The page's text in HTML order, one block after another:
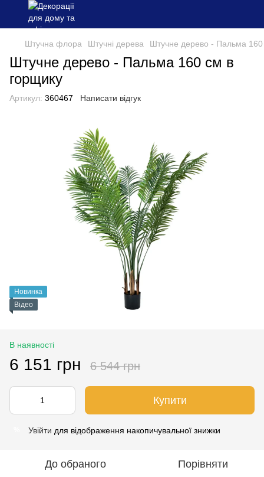
Штучна флора Штучні дерева Штучне дерево - Пальма
Штучне дерево - Пальма 160 см в
горщику
Артикул: 360467 Написати відгук
Новинка
Відео
В наявності
6 151 грн 6 544 грн
Купити
Увійти для відображення накопичувальної знижки
До обраного Порівняти